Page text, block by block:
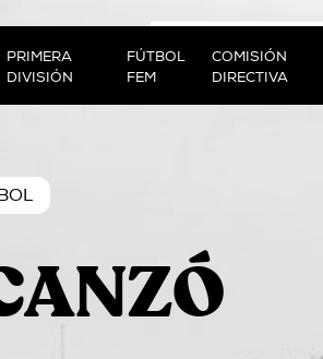
PRIMERA
DIVISIÓN
FÚTBOL
FEM
COMISIÓN
DIRECTIVA